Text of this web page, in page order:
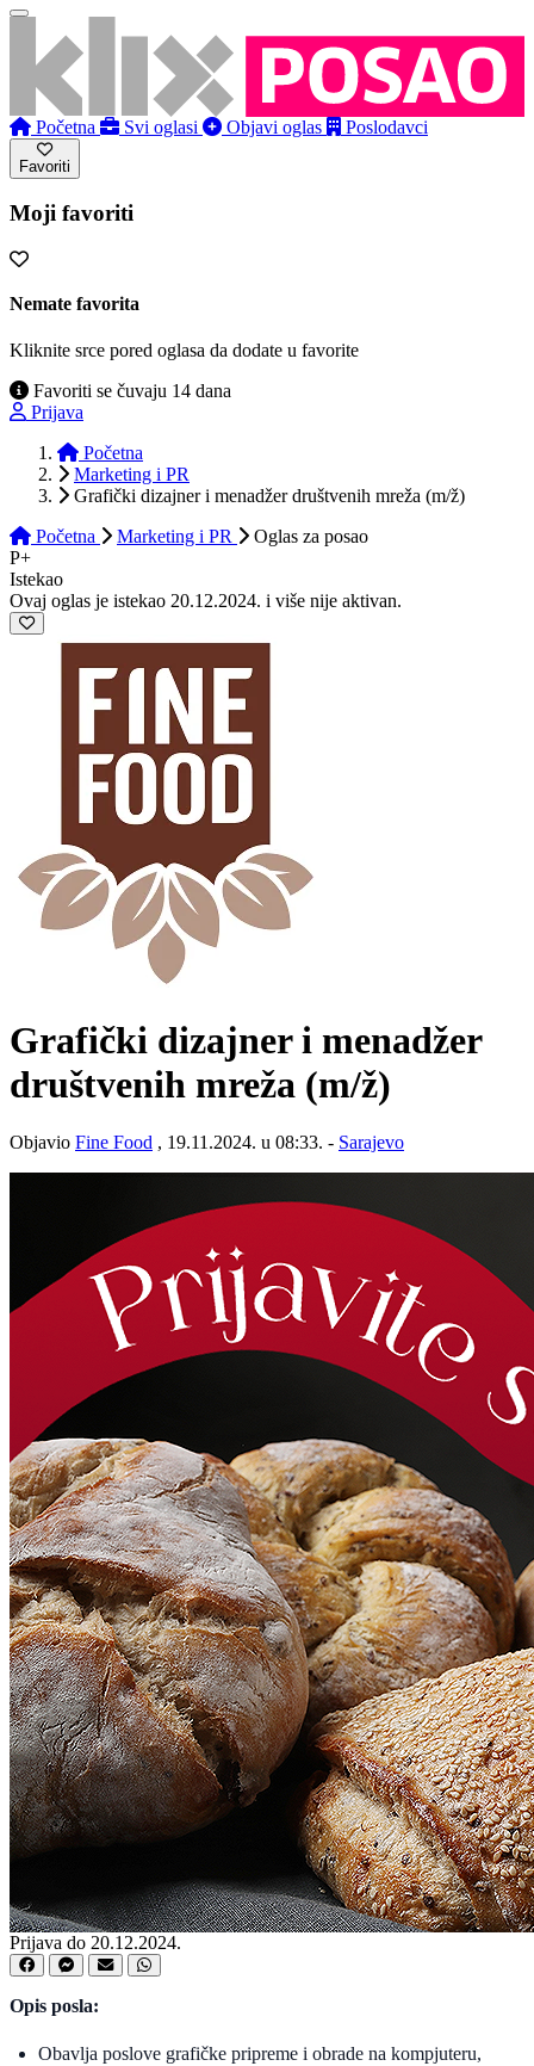
Početna Svi oglasi Objavi oglas Poslodavci
Favoriti
Moji favoriti
Nemate favorita
Kliknite srce pored oglasa da dodate u favorite
Favoriti se čuvaju 14 dana
Prijava
Početna
Marketing i PR
Grafički dizajner i menadžer društvenih mreža (m/ž)
Početna
Marketing i PR Oglas za posao
P+
Istekao
Ovaj oglas je istekao 20.12.2024. i više nije aktivan.
Grafički dizajner i menadžer
društvenih mreža (m/ž)
Objavio Fine Food , 19.11.2024. u 08:33. - Sarajevo
Prijava do 20.12.2024.
Opis posla:
Obavlja poslove grafičke pripreme i obrade na kompjuteru,